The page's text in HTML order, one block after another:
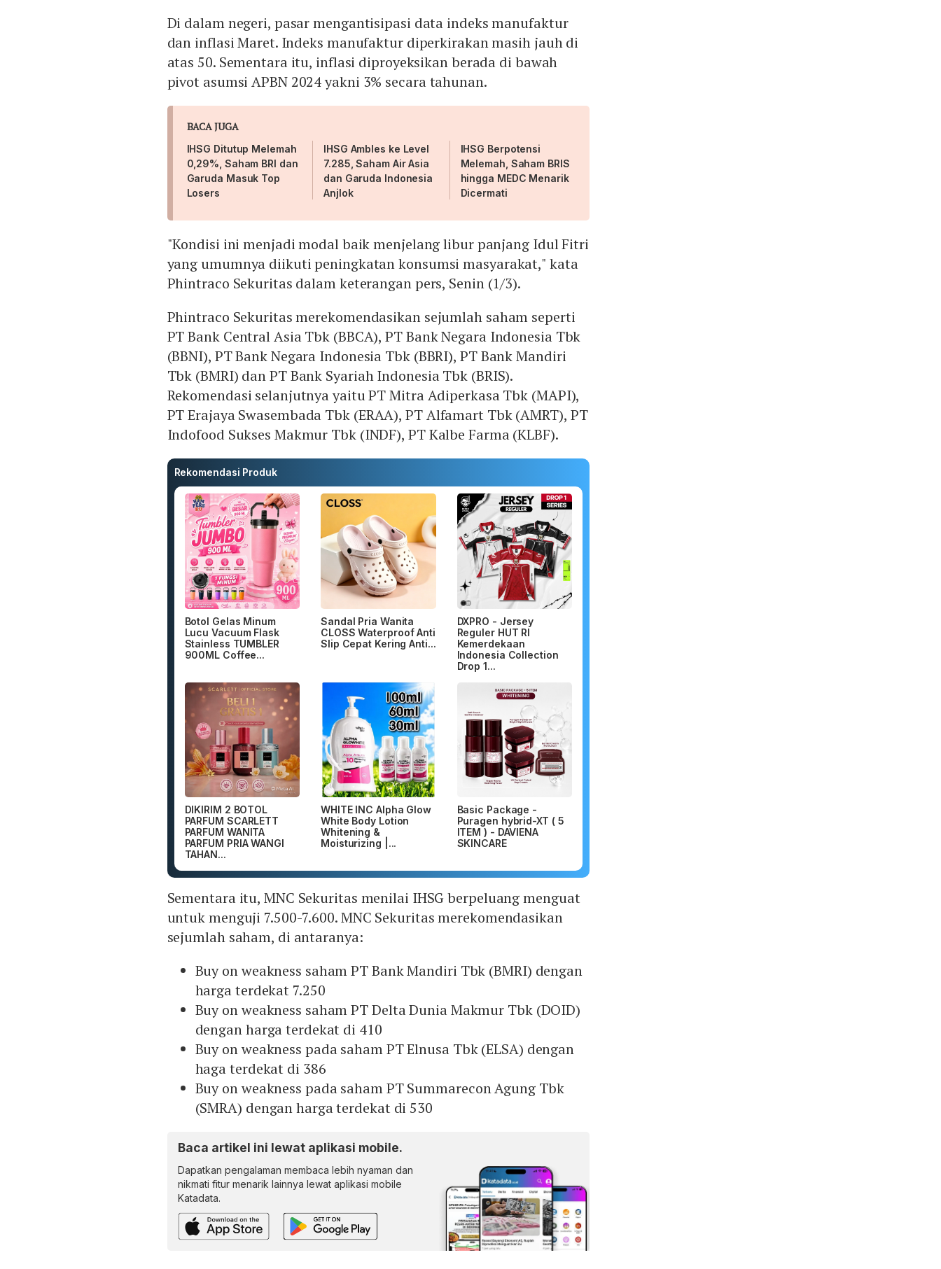
Di dalam negeri, pasar mengantisipasi data indeks manufaktur
dan inflasi Maret. Indeks manufaktur diperkirakan masih jauh di
atas 50. Sementara itu, inflasi diproyeksikan berada di bawah
pivot asumsi APBN 2024 yakni 3% secara tahunan.
BACA JUGA
IHSG Ditutup Melemah
0,29%, Saham BRI dan
Garuda Masuk Top
Losers
IHSG Ambles ke Level
7.285, Saham Air Asia
dan Garuda Indonesia
Anjlok
IHSG Berpotensi
Melemah, Saham BRIS
hingga MEDC Menarik
Dicermati
"Kondisi ini menjadi modal baik menjelang libur panjang Idul Fitri
yang umumnya diikuti peningkatan konsumsi masyarakat," kata
Phintraco Sekuritas dalam keterangan pers, Senin (1/3).
Phintraco Sekuritas merekomendasikan sejumlah saham seperti
PT Bank Central Asia Tbk (BBCA), PT Bank Negara Indonesia Tbk
(BBNI), PT Bank Negara Indonesia Tbk (BBRI), PT Bank Mandiri
Tbk (BMRI) dan PT Bank Syariah Indonesia Tbk (BRIS).
Rekomendasi selanjutnya yaitu PT Mitra Adiperkasa Tbk (MAPI),
PT Erajaya Swasembada Tbk (ERAA), PT Alfamart Tbk (AMRT), PT
Indofood Sukses Makmur Tbk (INDF), PT Kalbe Farma (KLBF).
Rekomendasi Produk
Botol Gelas Minum
Lucu Vacuum Flask
Stainless TUMBLER
900ML Coffee...
Sandal Pria Wanita
CLOSS Waterproof Anti
Slip Cepat Kering Anti...
DXPRO - Jersey
Reguler HUT RI
Kemerdekaan
Indonesia Collection
Drop 1...
DIKIRIM 2 BOTOL
PARFUM SCARLETT
PARFUM WANITA
PARFUM PRIA WANGI
TAHAN...
WHITE INC Alpha Glow
White Body Lotion
Whitening &
Moisturizing |...
Basic Package -
Puragen hybrid-XT ( 5
ITEM ) - DAVIENA
SKINCARE
Sementara itu, MNC Sekuritas menilai IHSG berpeluang menguat
untuk menguji 7.500-7.600. MNC Sekuritas merekomendasikan
sejumlah saham, di antaranya:
Buy on weakness saham PT Bank Mandiri Tbk (BMRI) dengan
harga terdekat 7.250
Buy on weakness saham PT Delta Dunia Makmur Tbk (DOID)
dengan harga terdekat di 410
Buy on weakness pada saham PT Elnusa Tbk (ELSA) dengan
haga terdekat di 386
Buy on weakness pada saham PT Summarecon Agung Tbk
(SMRA) dengan harga terdekat di 530
Baca artikel ini lewat aplikasi mobile.
Dapatkan pengalaman membaca lebih nyaman dan
nikmati fitur menarik lainnya lewat aplikasi mobile
Katadata.